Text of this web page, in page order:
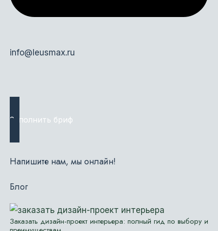
info@leusmax.ru
Заполнить бриф
Напишите нам, мы онлайн!
Блог
Заказать дизайн-проект интерьера: полный гид по выбору и